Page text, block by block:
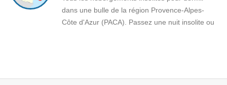
dans une bulle de la région Provence-Alpes-
Côte d'Azur (PACA). Passez une nuit insolite ou